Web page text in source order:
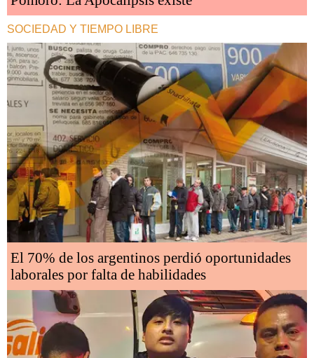
SOCIEDAD Y TIEMPO LIBRE
El 70% de los argentinos perdió oportunidades
laborales por falta de habilidades